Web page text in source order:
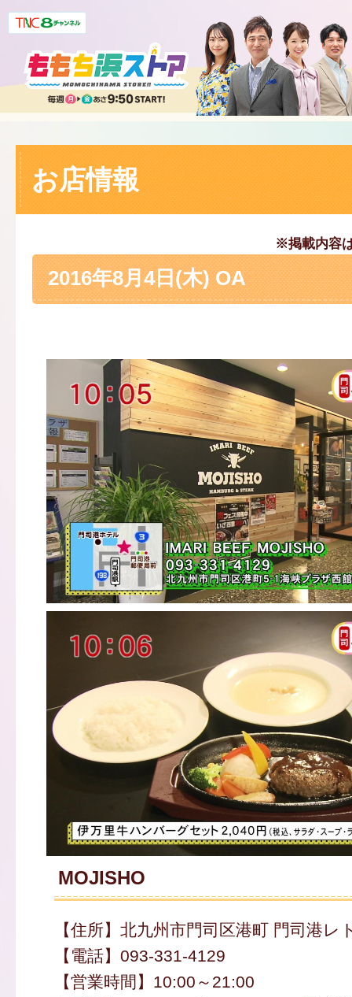
お店情報
※掲載内容
2016年8月4日(木) OA
MOJISHO
【住所】北九州市門司区港町 門司港レ
【電話】093-331-4129
【営業時間】10:00～21:00